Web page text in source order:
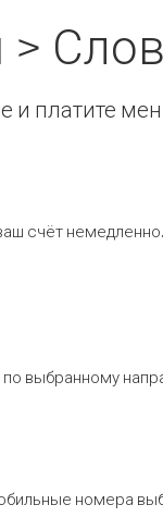
>
и платите
счёт
выбранному
номера